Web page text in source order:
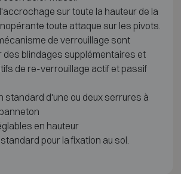
sur toute la hauteur de la
toute attaque sur les pivots.
de verrouillage sont
des blindages supplémentaires et
de re-verrouillage actif et passif
standard d'une ou deux serrures à
en hauteur
pour la fixation au sol.